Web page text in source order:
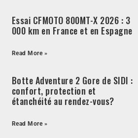
Essai CFMOTO 800MT-X 2026 : 3
000 km en France et en Espagne
Read More »
Botte Adventure 2 Gore de SIDI :
confort, protection et
étanchéité au rendez-vous?
Read More »